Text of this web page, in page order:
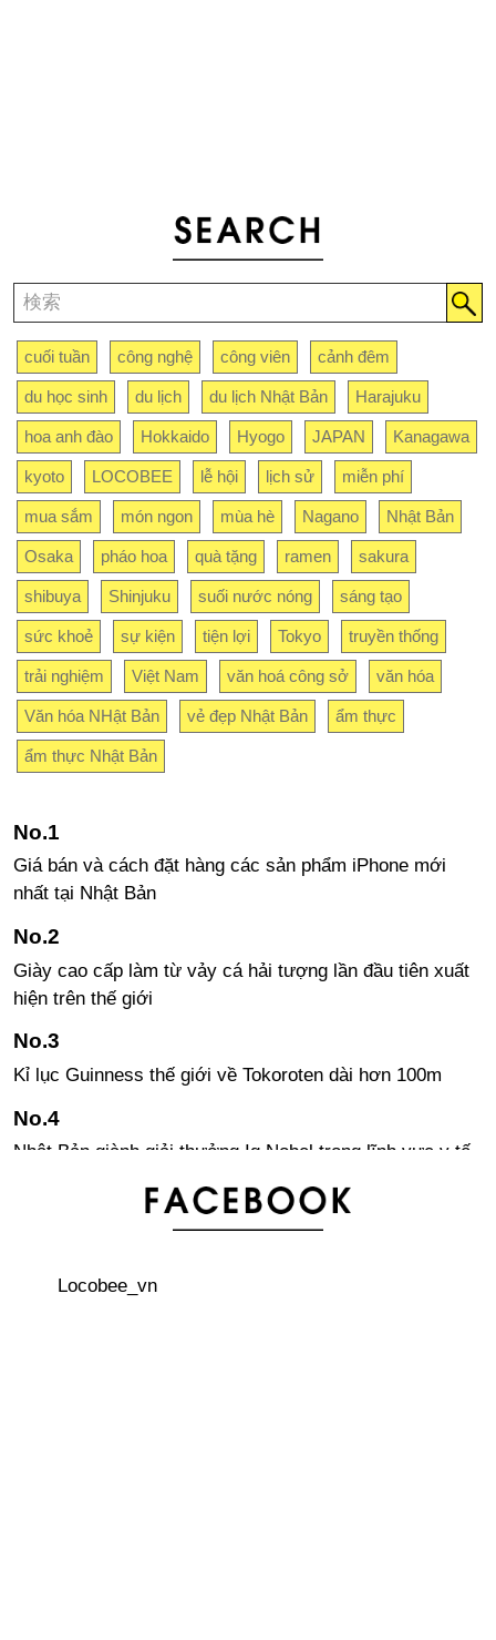
cuối tuần công nghệ công viên cảnh đêm
du học sinh du lịch du lịch Nhật Bản Harajuku
hoa anh đào Hokkaido Hyogo JAPAN Kanagawa
kyoto LOCOBEE lễ hội lịch sử miễn phí
mua sắm món ngon mùa hè Nagano Nhật Bản
Osaka pháo hoa quà tặng ramen sakura
shibuya Shinjuku suối nước nóng sáng tạo
sức khoẻ sự kiện tiện lợi Tokyo truyền thống
trải nghiệm Việt Nam văn hoá công sở văn hóa
Văn hóa NHật Bản vẻ đẹp Nhật Bản ẩm thực
ẩm thực Nhật Bản
Giá bán và cách đặt hàng các sản phẩm iPhone mới
nhất tại Nhật Bản
Giày cao cấp làm từ vảy cá hải tượng lần đầu tiên xuất
hiện trên thế giới
Kỉ lục Guinness thế giới về Tokoroten dài hơn 100m
Nhật Bản giành giải thưởng Ig Nobel trong lĩnh vực y tế
Một số lời khuyên khi đi taxi ở Nhật
Locobee_vn